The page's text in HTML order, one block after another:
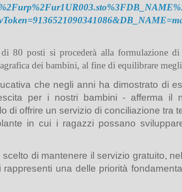
80 posti si procederà alla formulazione di
dei bambini, al fine di equilibrare
che negli anni ha dimostrato di
per i nostri bambini - afferma il
di offrire un servizio di conciliazione tra
in cui i ragazzi possano
di mantenere il servizio gratuito,
una delle priorità fonda